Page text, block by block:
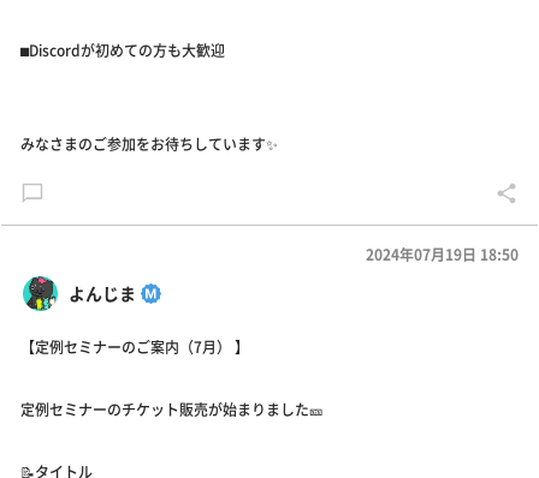
⬛︎Discordが初めての方も大歓迎
みなさまのご参加をお待ちしています✨
よんじま
2024年07月19日 18:50
【定例セミナーのご案内（7月） 】
定例セミナーのチケット販売が始まりました🎫
📝タイトル